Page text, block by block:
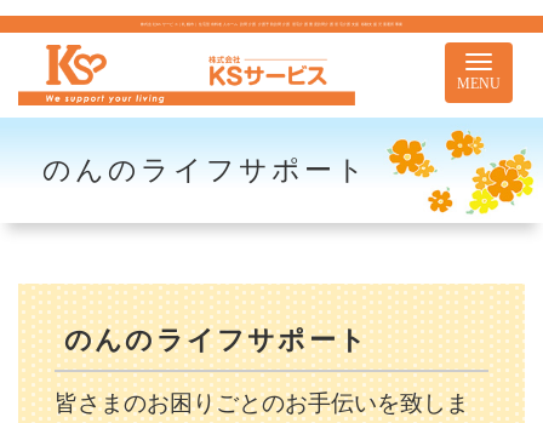
株式会社KSサービス｜札幌市｜住宅型有料老人ホーム 訪問介護 介護予防訪問介護 居宅介護 重度訪問介護 居宅介護支援 移動支援 児童通所事業
Toggle
MENU
のんのライフサポート
のんのライフサポート
皆さまのお困りごとのお手伝いを致しま